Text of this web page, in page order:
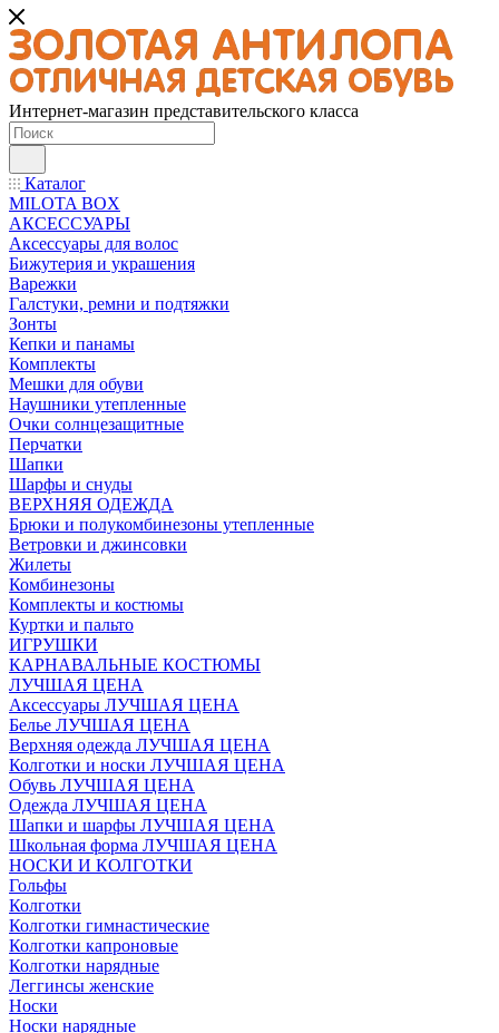
Интернет-магазин представительского класса
Каталог
MILOTA BOX
АКСЕССУАРЫ
Аксессуары для волос
Бижутерия и украшения
Варежки
Галстуки, ремни и подтяжки
Зонты
Кепки и панамы
Комплекты
Мешки для обуви
Наушники утепленные
Очки солнцезащитные
Перчатки
Шапки
Шарфы и снуды
ВЕРХНЯЯ ОДЕЖДА
Брюки и полукомбинезоны утепленные
Ветровки и джинсовки
Жилеты
Комбинезоны
Комплекты и костюмы
Куртки и пальто
ИГРУШКИ
КАРНАВАЛЬНЫЕ КОСТЮМЫ
ЛУЧШАЯ ЦЕНА
Аксессуары ЛУЧШАЯ ЦЕНА
Белье ЛУЧШАЯ ЦЕНА
Верхняя одежда ЛУЧШАЯ ЦЕНА
Колготки и носки ЛУЧШАЯ ЦЕНА
Обувь ЛУЧШАЯ ЦЕНА
Одежда ЛУЧШАЯ ЦЕНА
Шапки и шарфы ЛУЧШАЯ ЦЕНА
Школьная форма ЛУЧШАЯ ЦЕНА
НОСКИ И КОЛГОТКИ
Гольфы
Колготки
Колготки гимнастические
Колготки капроновые
Колготки нарядные
Леггинсы женские
Носки
Носки нарядные